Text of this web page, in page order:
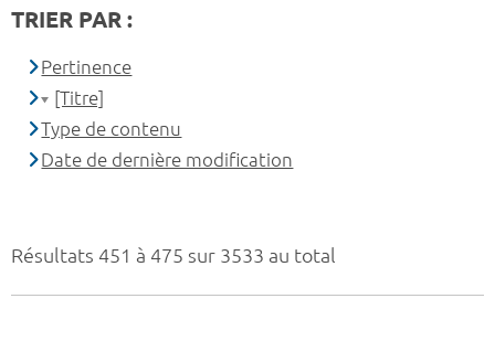
Résultats 451 à 475 sur 3533 au total
TRIER PAR :
Pertinence
[Titre]
Type de contenu
Date de dernière modification